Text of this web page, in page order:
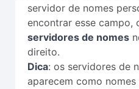
servidor de nomes
encontrar esse campo,
servidores de nomes
direito.
Dica: os servidores de
aparecem como